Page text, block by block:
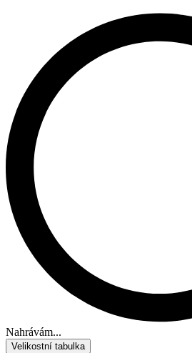
Nahrávám...
Velikostní tabulka